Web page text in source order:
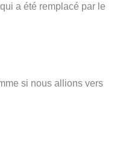
a été remplacé par le
si nous allions vers